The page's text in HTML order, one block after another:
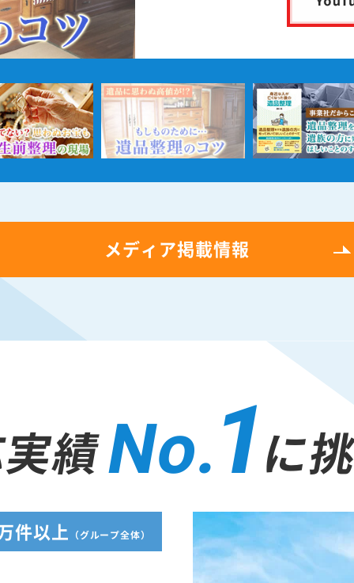
メディア掲載情報
績No.1に
件以上 （グループ全体）